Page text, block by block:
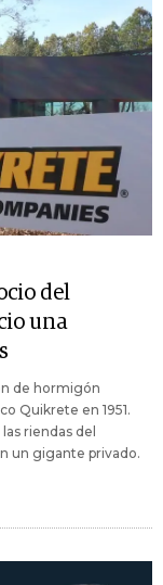
del
una
de hormigón
Quikrete en 1951.
riendas del
un gigante privado.